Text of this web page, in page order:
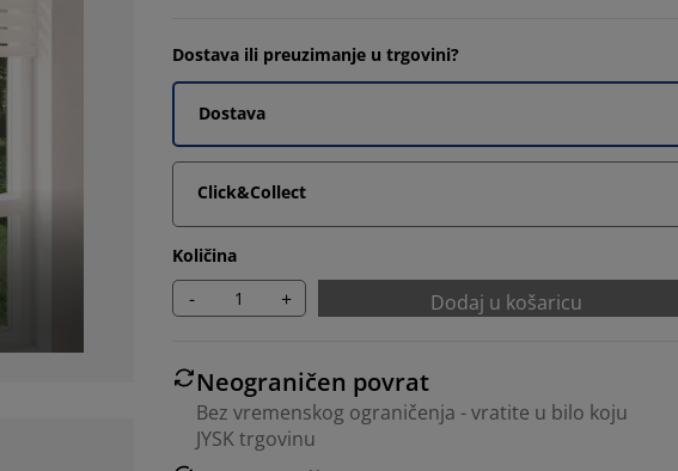
Dostava ili preuzimanje u trgovini?
Dostava
Click&Collect
Količina
- + Dodaj u košaricu
Neograničen povrat
Bez vremenskog ograničenja - vratite u bilo koju
JYSK trgovinu
2.9154518950437316%
4.081632653061225%